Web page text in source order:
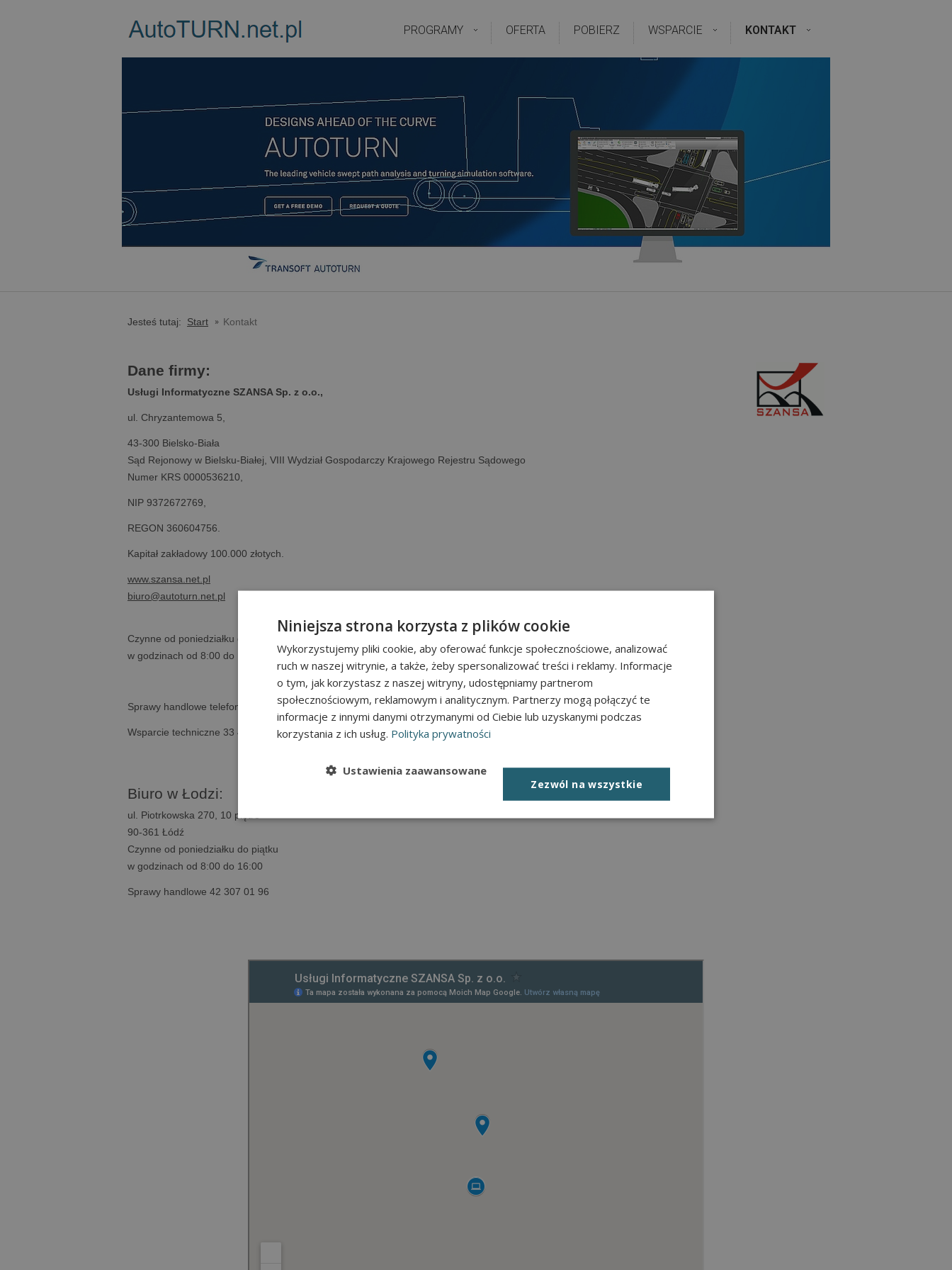
PROGRAMY OFERTA POBIERZ WSPARCIE KONTAKT
Jesteś tutaj: Start Kontakt
Dane firmy:
Usługi Informatyczne SZANSA Sp. z o.o.,
ul. Chryzantemowa 5,
43-300 Bielsko-Biała
Sąd Rejonowy w Bielsku-Białej, VIII Wydział Gospodarczy Krajowego Rejestru Sądowego
Numer KRS 0000536210,
NIP 9372672769,
REGON 360604756.
Kapitał zakładowy 100.000 złotych.
www.szansa.net.pl
biuro@autoturn.net.pl
Czynne od poniedziałku do piątku
w godzinach od 8:00 do 16:00.
Sprawy handlowe telefony: 33 307 01 95, 33 488 07 20
Wsparcie techniczne 33 474 04 03
Biuro w Łodzi:
ul. Piotrkowska 270, 10 piętro
90-361 Łódź
Czynne od poniedziałku do piątku
w godzinach od 8:00 do 16:00
Sprawy handlowe 42 307 01 96
Niniejsza strona korzysta z plików cookie
Wykorzystujemy pliki cookie, aby oferować funkcje społecznościowe, analizować
ruch w naszej witrynie, a także, żeby spersonalizować treści i reklamy. Informacje
o tym, jak korzystasz z naszej witryny, udostępniamy partnerom
społecznościowym, reklamowym i analitycznym. Partnerzy mogą połączyć te
informacje z innymi danymi otrzymanymi od Ciebie lub uzyskanymi podczas
korzystania z ich usług. Polityka prywatności
Zezwól na wszystkie
Ustawienia zaawansowane